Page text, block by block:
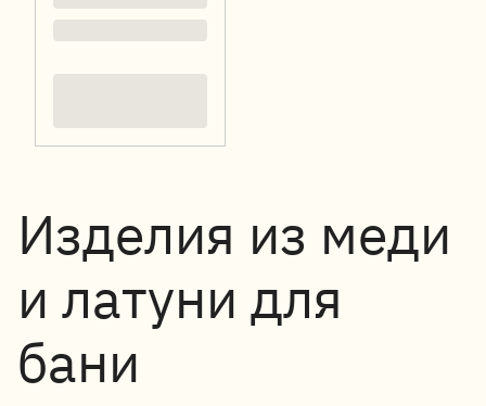
Изделия из меди
и латуни для
бани